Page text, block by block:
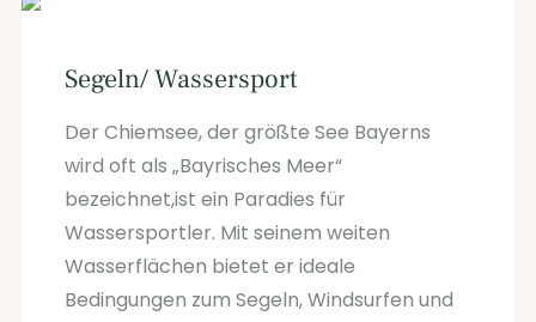
Segeln/ Wassersport
Der Chiemsee, der größte See Bayerns
wird oft als „Bayrisches Meer“
bezeichnet,ist ein Paradies für
Wassersportler. Mit seinem weiten
Wasserflächen bietet er ideale
Bedingungen zum Segeln, Windsurfen und